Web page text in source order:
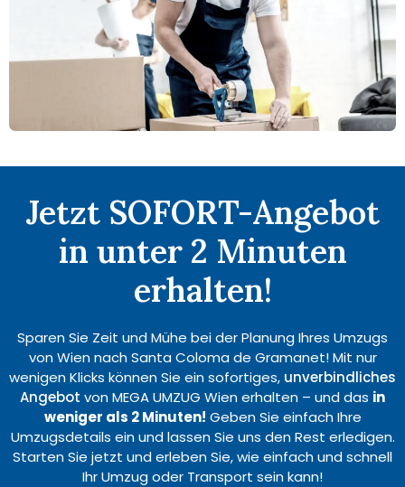
Jetzt SOFORT-Angebot
in unter 2 Minuten
erhalten!
Sparen Sie Zeit und Mühe bei der Planung Ihres Umzugs
von Wien nach Santa Coloma de Gramanet! Mit nur
wenigen Klicks können Sie ein sofortiges, unverbindliches
Angebot von MEGA UMZUG Wien erhalten – und das in
weniger als 2 Minuten! Geben Sie einfach Ihre
Umzugsdetails ein und lassen Sie uns den Rest erledigen.
Starten Sie jetzt und erleben Sie, wie einfach und schnell
Ihr Umzug oder Transport sein kann!